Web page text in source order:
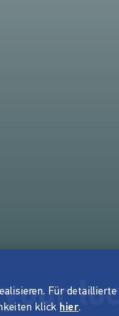
Für detaillierte
klick hier.